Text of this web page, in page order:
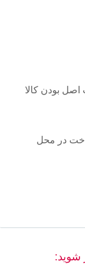
بودن کالا
در محل
شوید: